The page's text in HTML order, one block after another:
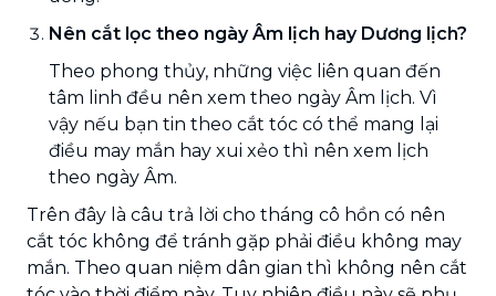
Nên cắt lọc theo ngày Âm lịch hay Dương lịch?
Theo phong thủy, những việc liên quan đến
tâm linh đều nên xem theo ngày Âm lịch. Vì
vậy nếu bạn tin theo cắt tóc có thể mang lại
điều may mắn hay xui xẻo thì nên xem lịch
theo ngày Âm.
Trên đây là câu trả lời cho tháng cô hồn có nên
cắt tóc không để tránh gặp phải điều không may
mắn. Theo quan niệm dân gian thì không nên cắt